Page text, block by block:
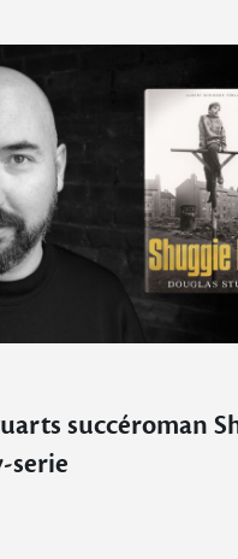
succéroman
serie